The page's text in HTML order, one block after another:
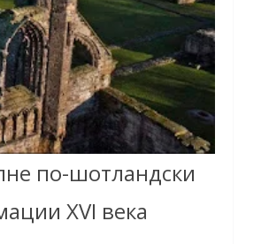
по-шотландски
XVI века